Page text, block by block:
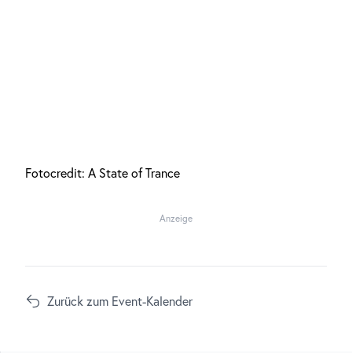
Fotocredit: A State of Trance
Anzeige
Zurück zum Event-Kalender